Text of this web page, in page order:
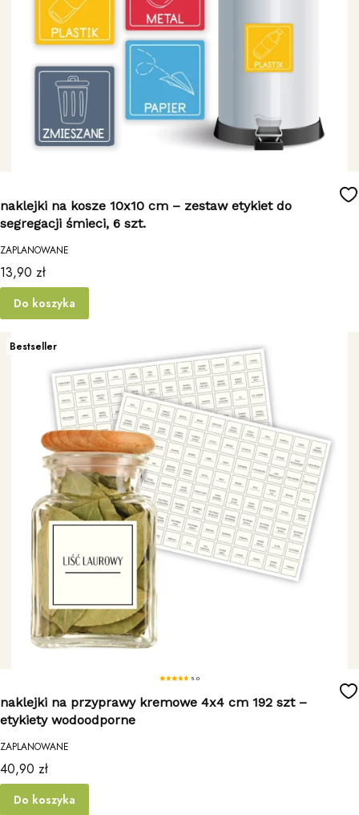
naklejki na kosze 10x10 cm – zestaw etykiet do
segregacji śmieci, 6 szt.
ZAPLANOWANE
Cena
13,90 zł
Do koszyka
Bestseller
5.0
naklejki na przyprawy kremowe 4x4 cm 192 szt –
etykiety wodoodporne
ZAPLANOWANE
Cena
40,90 zł
Do koszyka